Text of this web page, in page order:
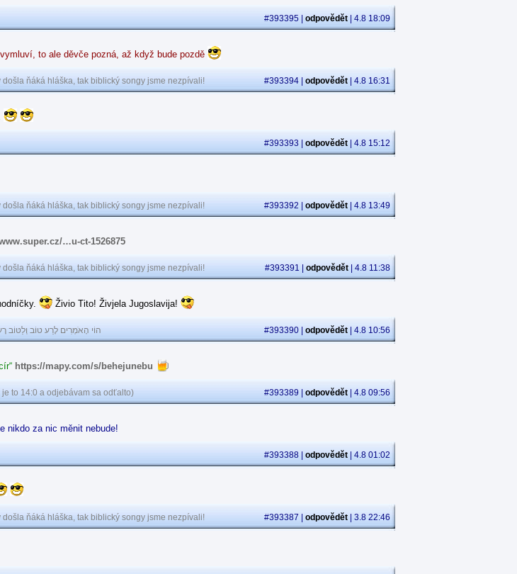
#393395 | odpovědět | 4.8 18:09
to ale děvče pozná, až když bude pozdě
došla ňáká hláška, tak biblický songy jsme nezpívali! #393394 | odpovědět | 4.8 16:31
#393393 | odpovědět | 4.8 15:12
došla ňáká hláška, tak biblický songy jsme nezpívali! #393392 | odpovědět | 4.8 13:49
…u-ct-1526875
došla ňáká hláška, tak biblický songy jsme nezpívali! #393391 | odpovědět | 4.8 11:38
Živio Tito! Živjela Jugoslavija!
הוֹי הָאֹמְרִים לָרַע טוֹב וְלַטּוֹב #393390 | odpovědět | 4.8 10:56
https://mapy.com/s/behejunebu
to 14:0 a odjebávam sa odťalto) #393389 | odpovědět | 4.8 09:56
nikdo za nic měnit nebude!
#393388 | odpovědět | 4.8 01:02
došla ňáká hláška, tak biblický songy jsme nezpívali! #393387 | odpovědět | 3.8 22:46